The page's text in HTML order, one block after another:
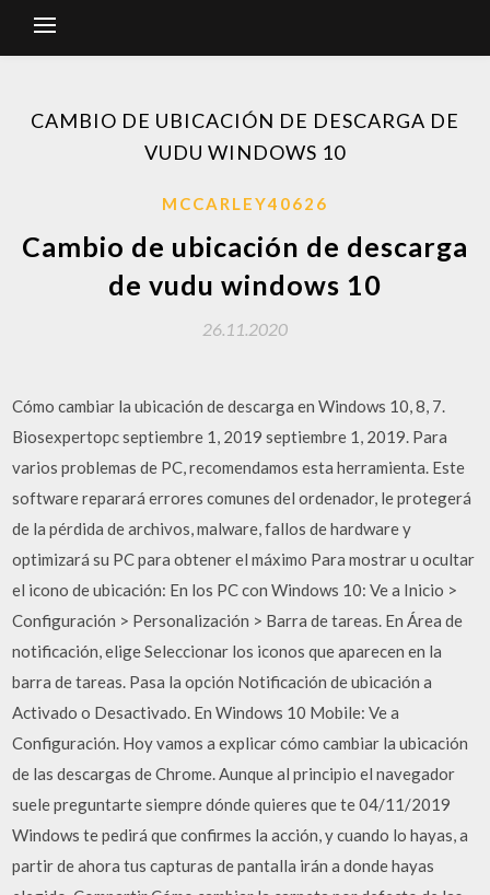
CAMBIO DE UBICACIÓN DE DESCARGA DE
VUDU WINDOWS 10
MCCARLEY40626
Cambio de ubicación de descarga
de vudu windows 10
26.11.2020
Cómo cambiar la ubicación de descarga en Windows 10, 8, 7.
Biosexpertopc septiembre 1, 2019 septiembre 1, 2019. Para
varios problemas de PC, recomendamos esta herramienta. Este
software reparará errores comunes del ordenador, le protegerá
de la pérdida de archivos, malware, fallos de hardware y
optimizará su PC para obtener el máximo Para mostrar u ocultar
el icono de ubicación: En los PC con Windows 10: Ve a Inicio >
Configuración > Personalización > Barra de tareas. En Área de
notificación, elige Seleccionar los iconos que aparecen en la
barra de tareas. Pasa la opción Notificación de ubicación a
Activado o Desactivado. En Windows 10 Mobile: Ve a
Configuración. Hoy vamos a explicar cómo cambiar la ubicación
de las descargas de Chrome. Aunque al principio el navegador
suele preguntarte siempre dónde quieres que te 04/11/2019
Windows te pedirá que confirmes la acción, y cuando lo hayas, a
partir de ahora tus capturas de pantalla irán a donde hayas